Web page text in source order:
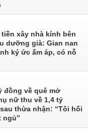
xây nhà kính bên
dưỡng già: Gian nan
ký ức ấm áp, có nỗ
đồng về quê mở
nữ thu về 1,4 tỷ
thừa nhận: “Tôi hối
ngủ”